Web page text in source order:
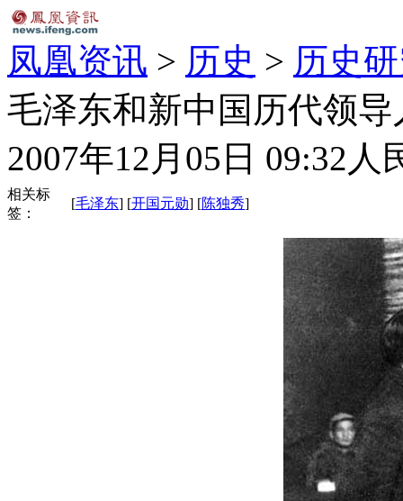
凤凰资讯 > 历史 > 历史
毛泽东和新中国历代领
2007年12月05日 09:32 人
相关标
签：
[毛泽东] [开国元勋] [陈独秀]